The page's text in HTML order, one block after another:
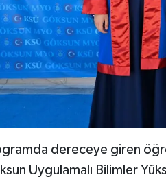
dereceye giren
Uygulamalı Bilimler